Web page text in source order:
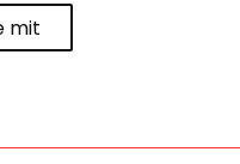
mit